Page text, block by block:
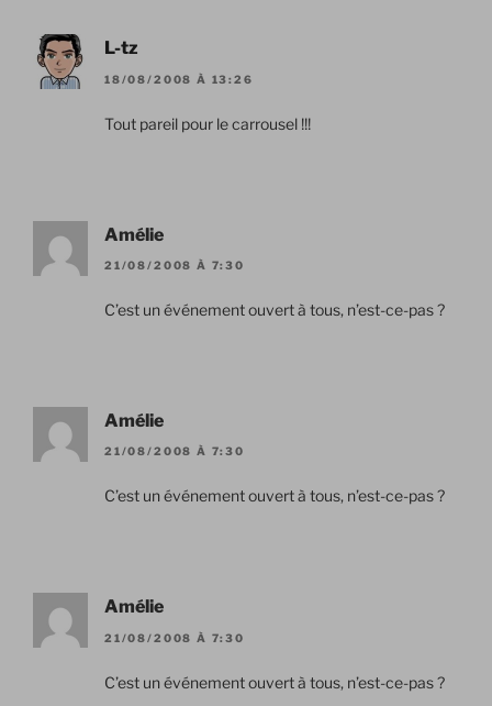
L-tz
18/08/2008 À 13:26
Tout pareil pour le carrousel !!!
Amélie
21/08/2008 À 7:30
C’est un événement ouvert à tous, n’est-ce-pas ?
Amélie
21/08/2008 À 7:30
C’est un événement ouvert à tous, n’est-ce-pas ?
Amélie
21/08/2008 À 7:30
C’est un événement ouvert à tous, n’est-ce-pas ?